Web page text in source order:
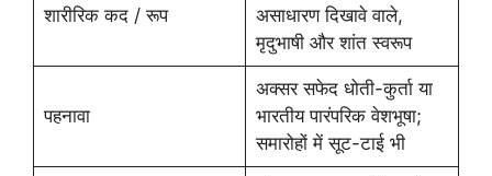
शारीरिक कद / रूप
असाधारण दिखावे वाले,
मृदुभाषी और शांत स्वरूप
पहनावा
अक्सर सफेद धोती-कुर्ता या
भारतीय पारंपरिक वेशभूषा;
समारोहों में सूट-टाई भी